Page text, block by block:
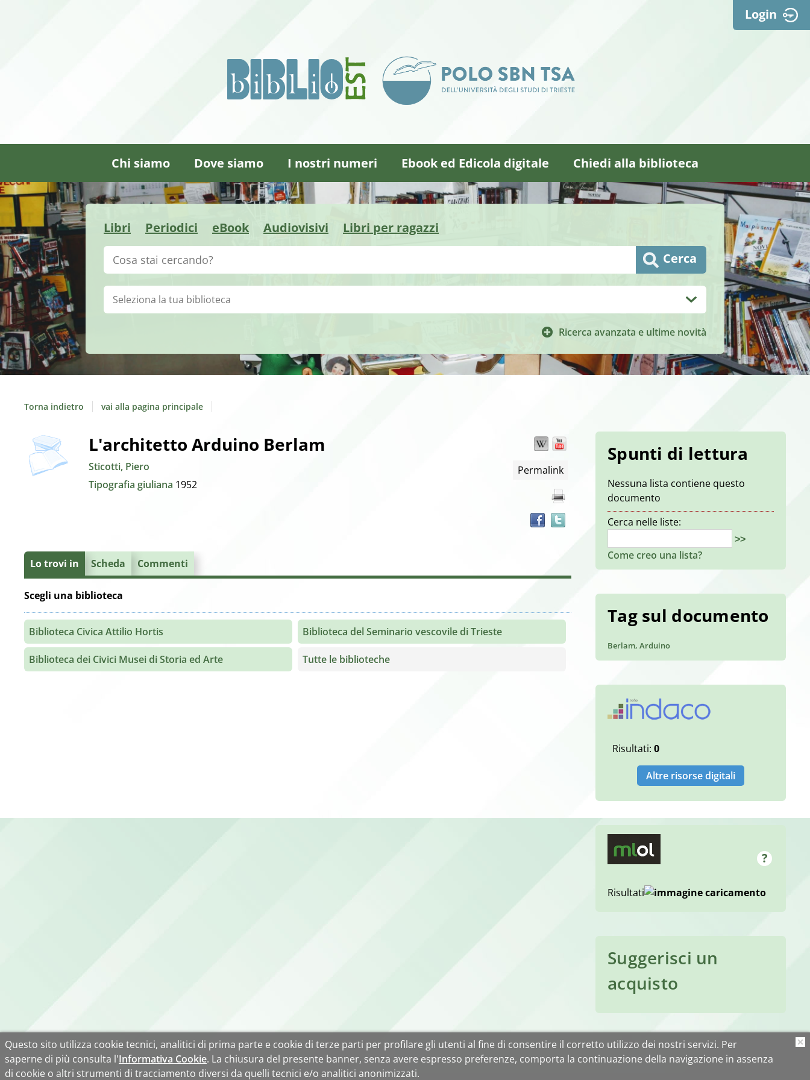
Login
Chi siamo Dove siamo I nostri numeri Ebook ed Edicola digitale Chiedi alla biblioteca
Libri Periodici eBook Audiovisivi Libri per ragazzi
Cerca su "Catalogo" Cerca
Ricerca avanzata e ultime novità
Biblioteca:
Torna indietro vai alla pagina principale
Dettaglio
del
copertina Wikipedia
Permalink
L'architetto Arduino Berlam
Sticotti, Piero
Tipografia giuliana 1952
Lo trovi in Scheda Commenti
Scegli una biblioteca
Biblioteca Civica Attilio Hortis Biblioteca del Seminario vescovile di Trieste
Biblioteca dei Civici Musei di Storia ed Arte Tutte le biblioteche
Spunti di lettura
Nessuna lista contiene questo
documento
Cerca nelle liste:
>>
Come creo una lista?
Tag sul documento
Berlam, Arduino
Risultati: 0
Altre risorse digitali
Risultati
Suggerisci un
acquisto
Questo sito utilizza cookie tecnici, analitici di prima parte e cookie di terze parti per profilare gli utenti al fine di consentire il corretto utilizzo dei nostri servizi. Per
saperne di più consulta l'Informativa Cookie. La chiusura del presente banner, senza avere espresso preferenze, comporta la continuazione della navigazione in assenza
di cookie o altri strumenti di tracciamento diversi da quelli tecnici e/o analitici anonimizzati.